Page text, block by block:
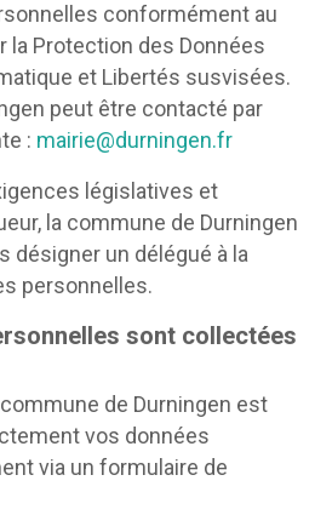
conformément au
la Protection des Données
et Libertés susvisées.
peut être contacté par
: mairie@durningen.fr
législatives et
la commune de Durningen
désigner un délégué à la
personnelles.
sont collectées
de Durningen est
vos données
via un formulaire de